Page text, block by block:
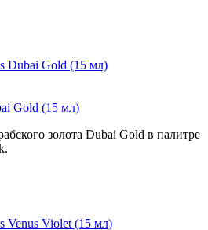
Gold (15 мл)
золота Dubai Gold в палитре